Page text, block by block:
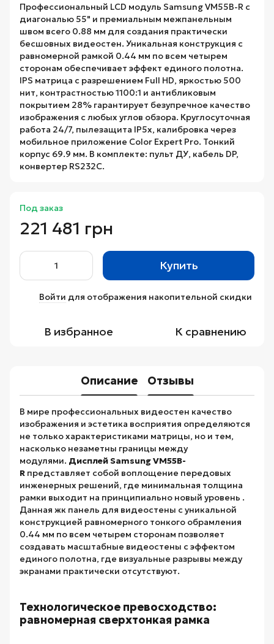
Профессиональный LCD модуль Samsung VM55B-R с
диагональю 55" и премиальным межпанельным
швом всего 0.88 мм для создания практически
бесшовных видеостен. Уникальная конструкция с
равномерной рамкой 0.44 мм по всем четырем
сторонам обеспечивает эффект единого полотна.
IPS матрица с разрешением Full HD, яркостью 500
нит, контрастностью 1100:1 и антибликовым
покрытием 28% гарантирует безупречное качество
изображения с любых углов обзора. Круглосуточная
работа 24/7, пылезащита IP5x, калибровка через
мобильное приложение Color Expert Pro. Тонкий
корпус 69.9 мм. В комплекте: пульт ДУ, кабель DP,
конвертер RS232C.
Под заказ
221 481 грн
Купить
Войти для отображения накопительной скидки
В избранное К сравнению
Описание Отзывы
В мире профессиональных видеостен качество
изображения и эстетика восприятия определяются
не только характеристиками матрицы, но и тем,
насколько незаметны границы между
модулями. Дисплей Samsung VM55B-
R представляет собой воплощение передовых
инженерных решений, где минимальная толщина
рамки выходит на принципиально новый уровень .
Данная жк панель для видеостены с уникальной
конструкцией равномерного тонкого обрамления
0.44 мм по всем четырем сторонам позволяет
создавать масштабные видеостены с эффектом
единого полотна, где визуальные разрывы между
экранами практически отсутствуют.
Технологическое превосходство:
равномерная сверхтонкая рамка